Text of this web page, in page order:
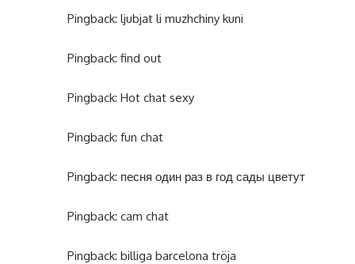
Pingback: ljubjat li muzhchiny kuni
Pingback: find out
Pingback: Hot chat sexy
Pingback: fun chat
Pingback: песня один раз в год сады цветут
Pingback: cam chat
Pingback: billiga barcelona tröja